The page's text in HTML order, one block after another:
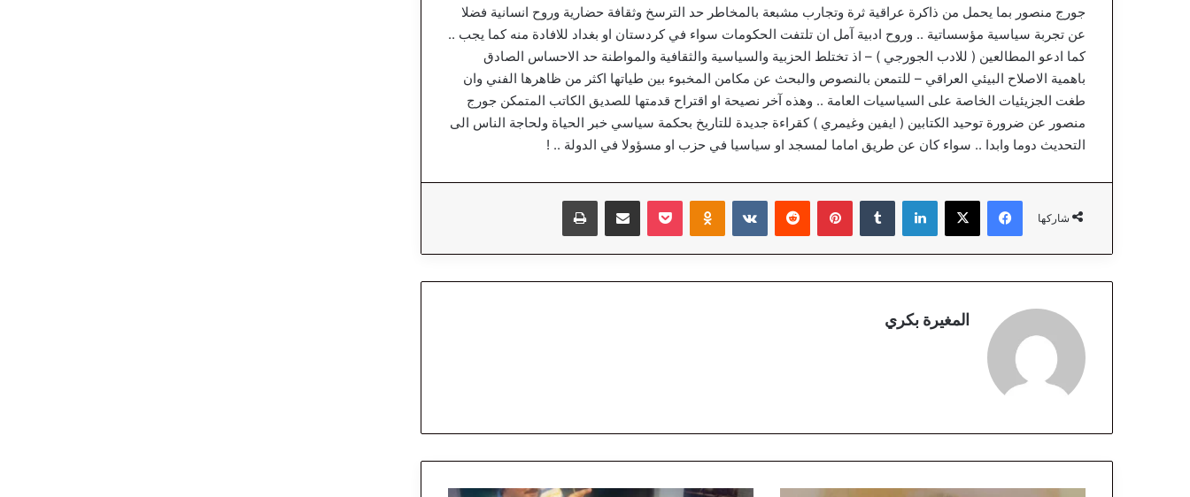
جورج منصور بما يحمل من ذاكرة عراقية ثرة وتجارب مشبعة بالمخاطر حد الترسخ وثقافة حضارية وروح انسانية فضلا
عن تجربة سياسية مؤسساتية .. وروح ادبية آمل ان تلتفت الحكومات سواء في كردستان او بغداد للافادة منه كما يجب ..
كما ادعو المطالعين ( للادب الجورجي ) – اذ تختلط الحزبية والسياسية والثقافية والمواطنة حد الاحساس الصادق
باهمية الاصلاح البيئي العراقي – للتمعن بالنصوص والبحث عن مكامن المخبوء بين طياتها اكثر من ظاهرها الفني وان
طغت الجزيئيات الخاصة على السياسيات العامة .. وهذه آخر نصيحة او اقتراح قدمتها للصديق الكاتب المتمكن جورج
منصور عن ضرورة توحيد الكتابين ( ايفين وغيمري ) كقراءة جديدة للتاريخ بحكمة سياسي خبر الحياة ولحاجة الناس الى
التحديث دوما وابدا .. سواء كان عن طريق اماما لمسجد او سياسيا في حزب او مسؤولا في الدولة .. !
شاركها
فيسبوك لينكدإن بينتيريست
المغيرة بكري